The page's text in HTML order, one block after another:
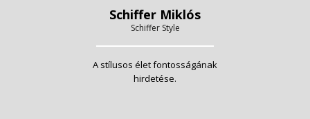
Schiffer Miklós
Schiffer Style
A stílusos élet fontosságának
hirdetése.